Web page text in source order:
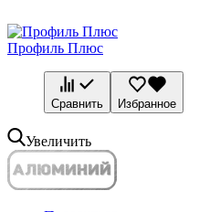
Профиль Плюс
Сравнить Избранное
Увеличить